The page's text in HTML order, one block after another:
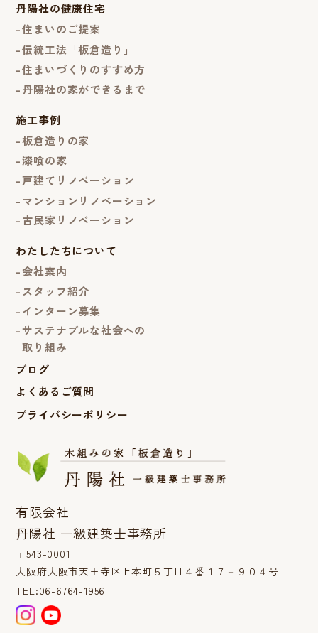
有限会社
丹陽社 一級建築士事務所
〒543-0001
大阪府大阪市天王寺区上本町５丁目４番１７－９０４号
TEL:06-6764-1956
丹陽社の健康住宅
住まいのご提案
伝統工法「板倉造り」
住まいづくりのすすめ方
丹陽社の家ができるまで
施工事例
板倉造りの家
漆喰の家
戸建てリノベーション
マンションリノベーション
古民家リノベーション
わたしたちについて
会社案内
スタッフ紹介
インターン募集
サステナブルな社会への
取り組み
ブログ
よくあるご質問
プライバシーポリシー